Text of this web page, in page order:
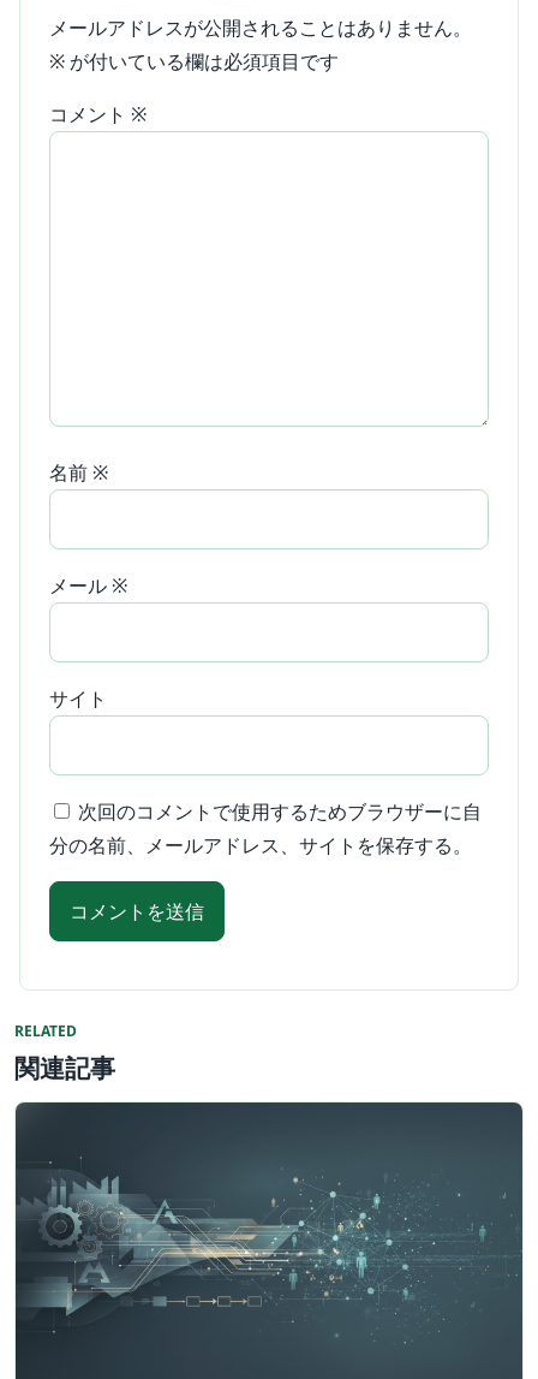
メールアドレスが公開されることはありません。
※ が付いている欄は必須項目です
コメント ※
名前 ※
メール ※
サイト
次回のコメントで使用するためブラウザーに自
分の名前、メールアドレス、サイトを保存する。
RELATED
関連記事